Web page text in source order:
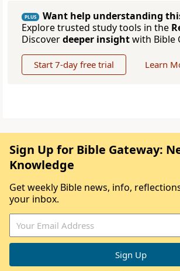
PLUS
Want help understanding
Explore trusted study tools in the
Discoverdeeper insightwith Bible
Start 7-day free trial Learn
Sign Up for Bible Gateway:
Knowledge
Get weekly Bible news, info,
your inbox.